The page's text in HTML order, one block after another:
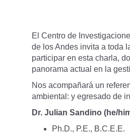
El Centro de
de los Andes invita a toda
participar en esta charla,
panorama actual en la
Nos acompañará un
ambiental: y egresado de
Dr. Julian Sandino (he/
Ph.D., P.E., B.C.E.E.